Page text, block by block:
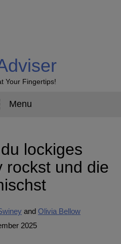
Your Fingertips!
Menu
lockiges
rockst und die
Olivia Bellow
2025